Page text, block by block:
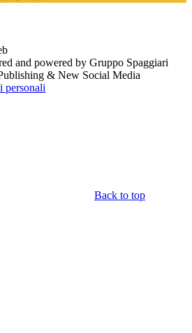
and powered by Gruppo Spaggiari
& New Social Media
personali
Back to top